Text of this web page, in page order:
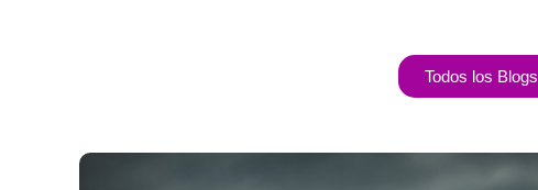
Todos los Blogs